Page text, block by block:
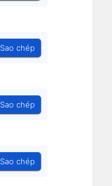
Sao chép
Sao chép
Sao chép